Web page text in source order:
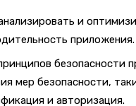
и
приложения.
безопасности
мер безопасности,
и авторизация.